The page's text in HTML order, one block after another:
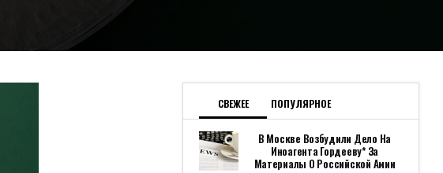
СВЕЖЕЕ ПОПУЛЯРНОЕ
В Москве Возбудили Дело На
Иноагента Гордееву* За
Материалы О Российской Амии